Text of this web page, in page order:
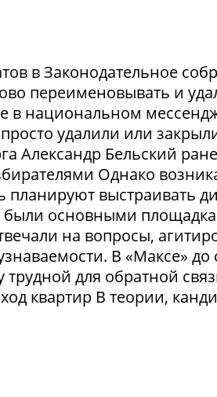
в Законодательное
переименовывать и
в национальном
удалили или
Александр Бельский
Однако
выстраивать
были основными
на вопросы,
В «Максе» до
для обратной
квартир В теории,